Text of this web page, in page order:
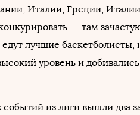
Италии, Греции,
— там
едут лучшие
уровень и
из лиги вышли два